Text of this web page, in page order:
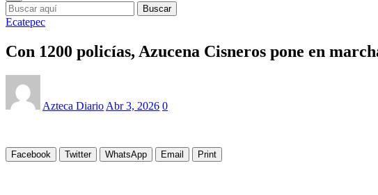
Buscar
Ecatepec
Con 1200 policías, Azucena Cisneros pone en
Azteca Diario Abr 3, 2026 0
Facebook Twitter WhatsApp Email Print